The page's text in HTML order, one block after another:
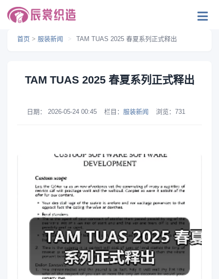
首页 > 服装新闻 > TAM TUAS 2025 春夏系列正式释出
TAM TUAS 2025 春夏系列正式释出
日期： 2026-05-24 00:45 栏目： 服装新闻 浏览： 731